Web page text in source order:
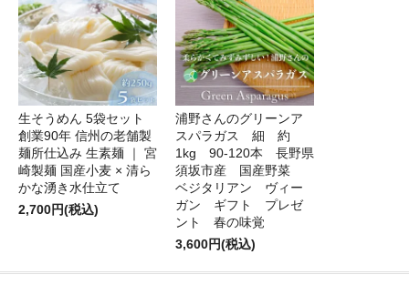
生そうめん 5袋セット
創業90年 信州の老舗製
麺所仕込み 生素麺 ｜ 宮
崎製麺 国産小麦 × 清ら
かな湧き水仕立て
2,700円(税込)
浦野さんのグリーンア
スパラガス 細 約
1kg 90-120本 長野県
須坂市産 国産野菜
ベジタリアン ヴィー
ガン ギフト プレゼ
ント 春の味覚
3,600円(税込)